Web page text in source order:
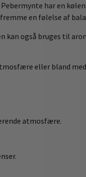
har en
en følelse af
kan også bruges til
eller bland
atmosfære.